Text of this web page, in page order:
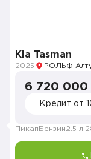
Kia Tasman
2025 РОЛЬФ
6 720 000
Кредит от
Пикап Бензин2.5 л.